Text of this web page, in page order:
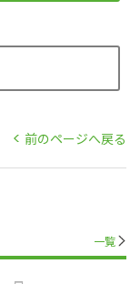
前のページへ戻る
一覧